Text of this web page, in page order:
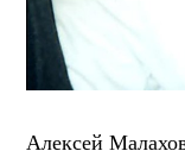
Алексей